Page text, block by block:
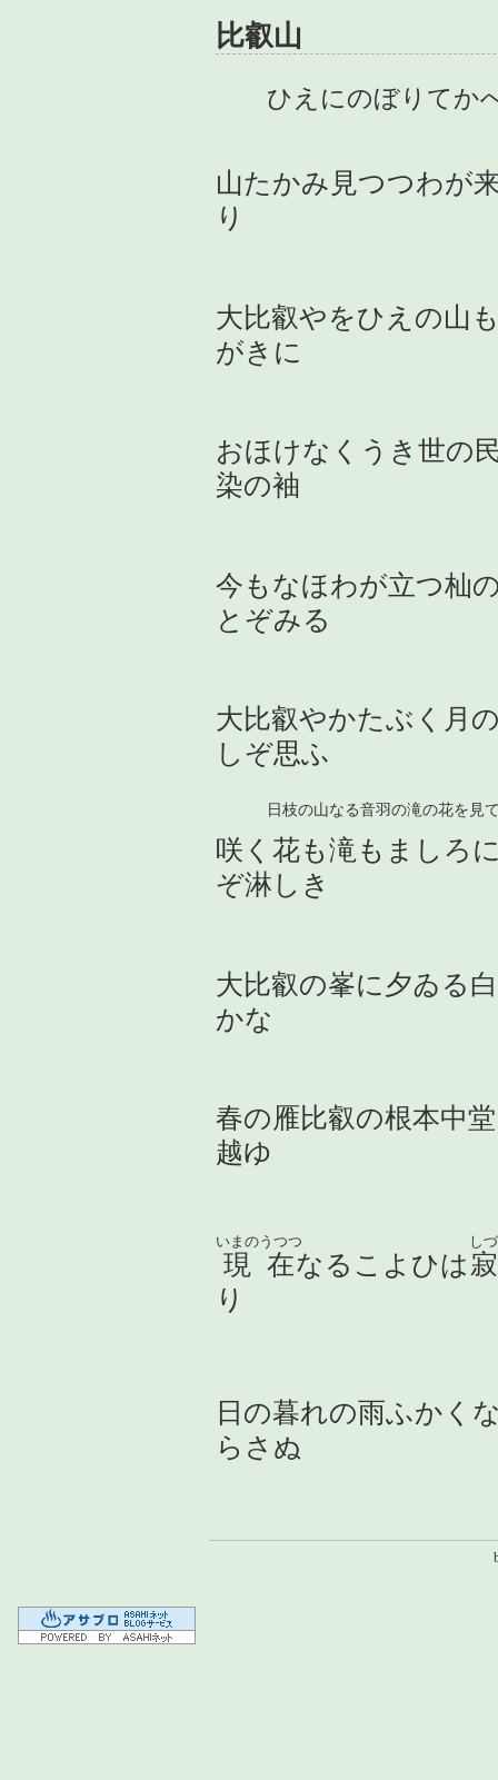
比叡山
ひえにのぼりてか
山たかみ見つつわが
り
大比叡やをひえの山
がきに
おほけなくうき世の
染の袖
今もなほわが立つ杣
とぞみる
大比叡やかたぶく月
しぞ思ふ
日枝の山なる音羽の滝の花を見
咲く花も滝もましろ
ぞ淋しき
大比叡の峯に夕ゐる
かな
春の雁比叡の根本中
越ゆ
現在
いまのうつつ
なるこよひは寂
しづ
り
日の暮れの雨ふかく
らさぬ